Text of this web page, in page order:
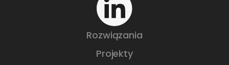
Rozwiązania
Projekty